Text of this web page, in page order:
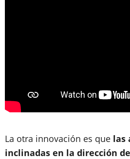
La otra innovación es que las
inclinadas en la dirección